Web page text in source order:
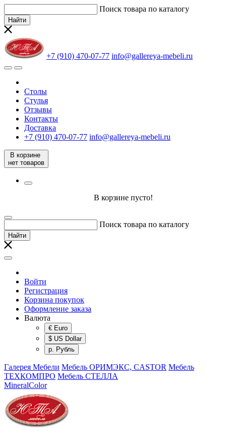
Поиск товара по каталогу
Найти
+7 (910) 470-07-77 info@gallereya-mebeli.ru
Столы
Стулья
Отзывы
Контакты
Доставка
+7 (910) 470-07-77 info@gallereya-mebeli.ru
В корзине
нет товаров
В корзине пусто!
Поиск товара по каталогу
Найти
Войти
Регистрация
Корзина покупок
Оформление заказа
Валюта
€ Euro
$ US Dollar
р. Рубль
Галерея Мебели Мебель ОРИМЭКС, CASTOR Мебель
ТЕХКОМПРО Мебель СТЕЛЛА
MineralColor